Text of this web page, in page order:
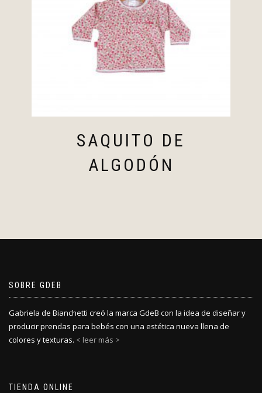
SAQUITO DE
ALGODÓN
SOBRE GDEB
Gabriela de Bianchetti creó la marca GdeB con la idea de diseñar y
producir prendas para bebés con una estética nueva llena de
colores y texturas. < leer más >
TIENDA ONLINE